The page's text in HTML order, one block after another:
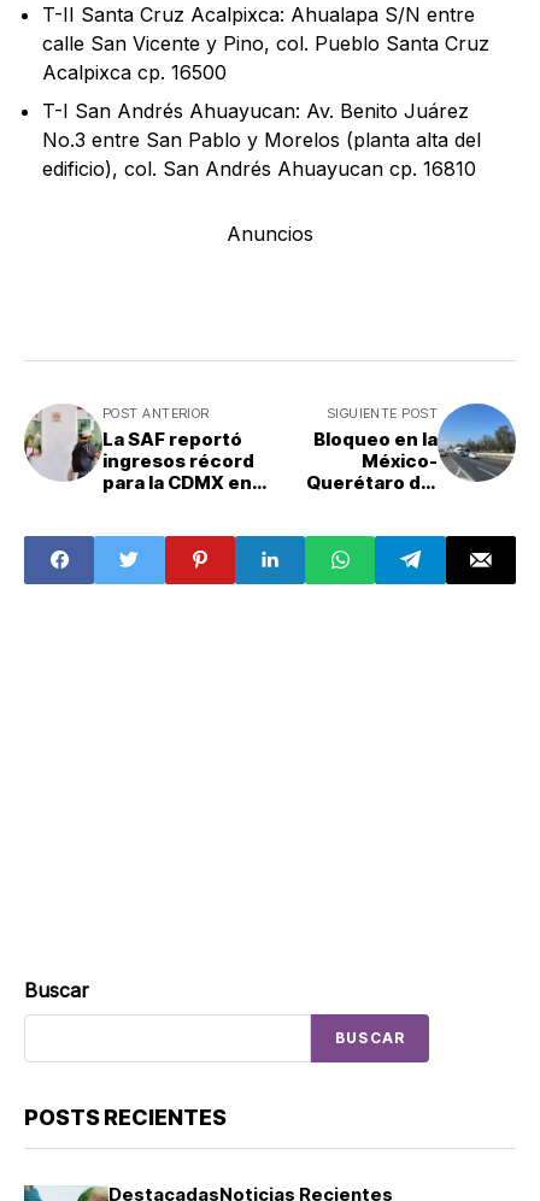
T-II Santa Cruz Acalpixca: Ahualapa S/N entre
calle San Vicente y Pino, col. Pueblo Santa Cruz
Acalpixca cp. 16500
T-I San Andrés Ahuayucan: Av. Benito Juárez
No.3 entre San Pablo y Morelos (planta alta del
edificio), col. San Andrés Ahuayucan cp. 16810
Anuncios
POST ANTERIOR
La SAF reportó
ingresos récord
para la CDMX en
SIGUIENTE POST
Bloqueo en la
México-
Querétaro del
de Cuautitlán
Izcalli anuncian
protestas; ¿a qué
Buscar
BUSCAR
POSTS RECIENTES
DestacadasNoticias Recientes